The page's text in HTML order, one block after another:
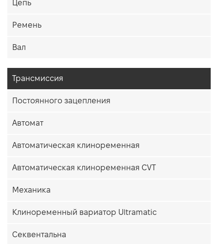
Цепь
Ремень
Вал
Трансмиссия
Постоянного зацепления
Автомат
Автоматическая клиноременная
Автоматическая клиноременная CVT
Механика
Клиноременный вариатор Ultramatic
Секвентальна